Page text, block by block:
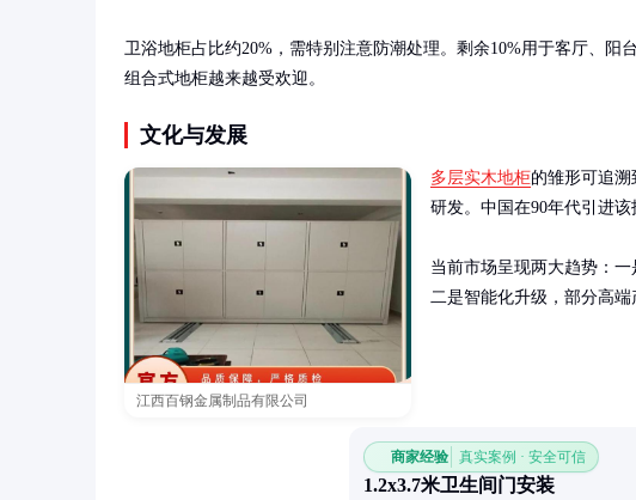
卫浴地柜占比约20%，需特别注意防潮处理。剩余10%用于客厅、
组合式地柜越来越受欢迎。
文化与发展
江西百钢金属制品有限公司
多层实木地柜的雏形可追溯
研发。中国在90年代引进该
当前市场呈现两大趋势：
二是智能化升级，部分高端
商家经验 真实案例 · 安全可信
1.2x3.7米卫生间门安装